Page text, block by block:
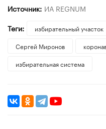
Источник: ИА REGNUM
Теги:
избирательный участок
Сергей Миронов
избирательная система